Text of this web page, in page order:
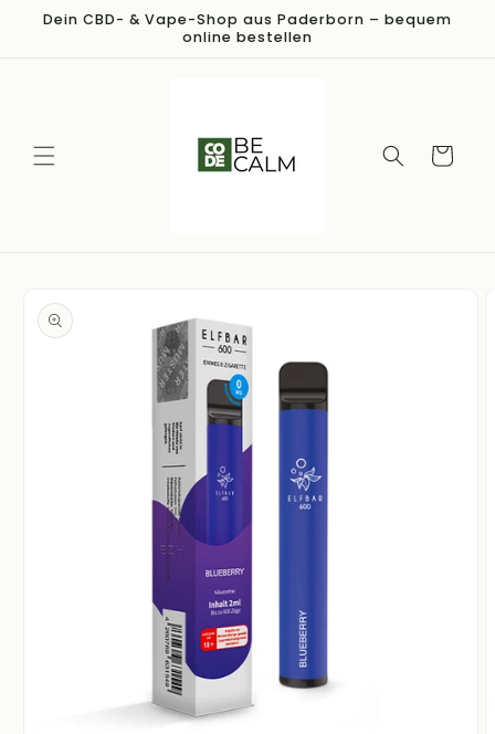
zum
Dein CBD- & Vape-Shop aus Paderborn – bequem
online bestellen
Warenkorb